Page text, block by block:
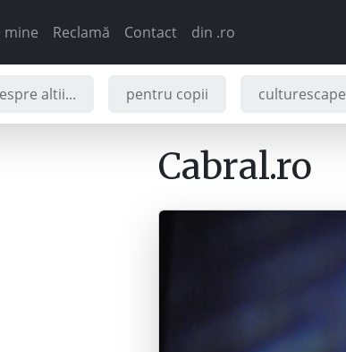
mine Reclamă Contact din .ro
altii... pentru copii culturescape
Cabral.ro